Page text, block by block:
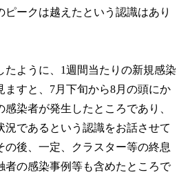
ピークは越えたという認識はあり
たように、1週間当たりの新規感染
ますと、7月下旬から8月の頭にか
染者が発生したところであり、
況であるという認識をお話させて
の後、一定、クラスター等の終息
者の感染事例等も含めたところで